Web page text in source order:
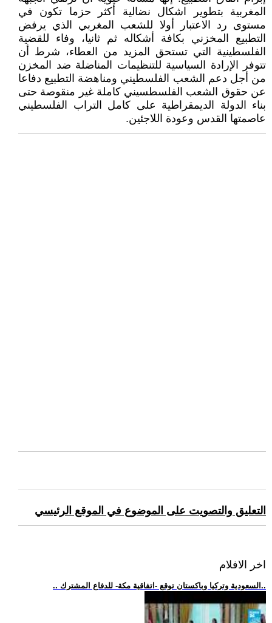
المغربية بتطوير اشكال نضالية أكثر حزما تكون في
مستوى رد الاعتبار أولا للشعب المغربي الذي يرفض
التطبيع المخزني بكافة أشكاله ثم ثانيا، وفاء للقضية
الفلسطينية التي تستحق المزيد من العطاء، شرط أن
تتوفر الإرادة السياسية للتنظيمات المناضلة ضد المخزن
من أجل دعم الشعب الفلسطيني ومناهضة التطبيع دفاعا
عن حقوق الشعب الفلسطسيني كاملة غير منقوصة حتى
بناء الدولة الديمقراطية على كامل التراب الفلسطيني
عاصمتها القدس وعودة اللاجئين.
التعليق والتصويت على الموضوع في الموقع الرئيسي
اخر الافلام
.. السعودية وتركيا وباكستان توقع -اتفاقية مكة- للدفاع المشترك..